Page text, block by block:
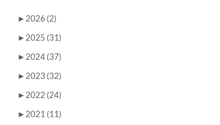
► 2026 (2)
► 2025 (31)
► 2024 (37)
► 2023 (32)
► 2022 (24)
► 2021 (11)